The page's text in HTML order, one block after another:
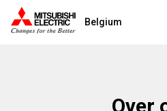
Belgium
Over